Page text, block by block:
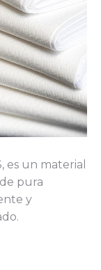
es un material
pura
y